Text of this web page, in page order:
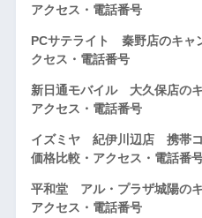
アクセス・電話番号
PCサテライト 秦野店のキャ
クセス・電話番号
新日通モバイル 大久保店の
アクセス・電話番号
イズミヤ 紀伊川辺店 携帯コ
価格比較・アクセス・電話番
平和堂 アル・プラザ城陽の
アクセス・電話番号